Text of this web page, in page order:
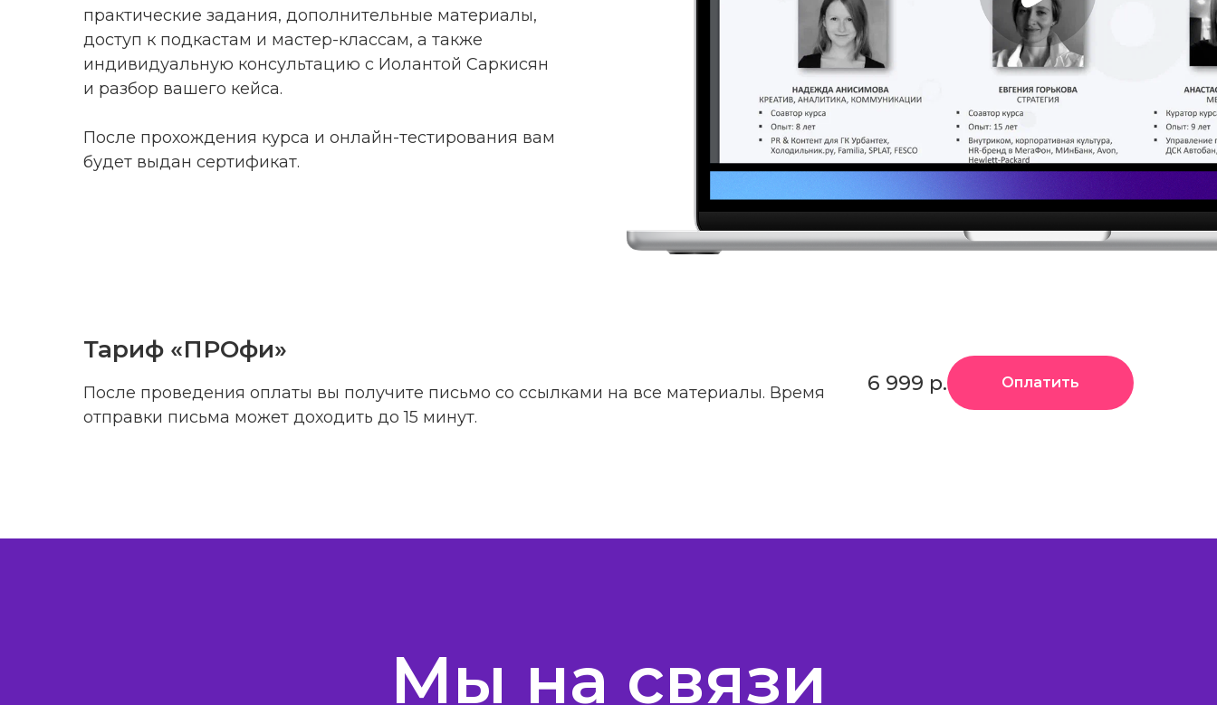
практические задания, дополнительные материалы,
доступ к подкастам и мастер-классам, а также
индивидуальную консультацию с Иолантой Саркисян
и разбор вашего кейса.
После прохождения курса и онлайн-тестирования вам
будет выдан сертификат.
Тариф «ПРОфи»
После проведения оплаты вы получите письмо со ссылками на все материалы. Время
отправки письма может доходить до 15 минут.
6 999 р. Оплатить
Мы на связи